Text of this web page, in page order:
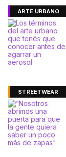
ARTE URBANO
STREETWEAR